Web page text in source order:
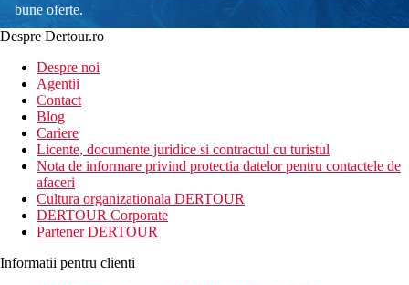
bune oferte.
newsletter!
Despre Dertour.ro
Despre noi
Agentii
Contact
Blog
Cariere
Licente, documente juridice si contractul cu turistul
Nota de informare privind protectia datelor pentru contactele de
afaceri
Cultura organizationala DERTOUR
DERTOUR Corporate
Partener DERTOUR
Informatii pentru clienti